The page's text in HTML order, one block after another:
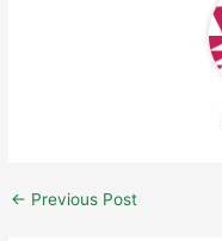
← Previous Post